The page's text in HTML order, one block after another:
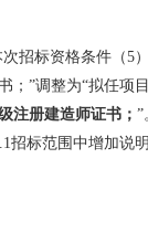
次招标资格条件 （5
；”调整为“拟任项
注册建造师证书； ”
招标范围中增加说